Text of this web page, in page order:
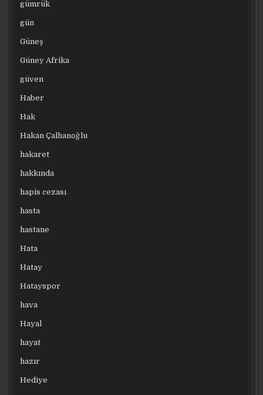
gümrük
gün
Güneş
Güney Afrika
güven
Haber
Hak
Hakan Çalhanoğlu
hakaret
hakkında
hapis cezası
hasta
hastane
Hata
Hatay
Hatayspor
hava
Hayal
hayat
hazır
Hediye